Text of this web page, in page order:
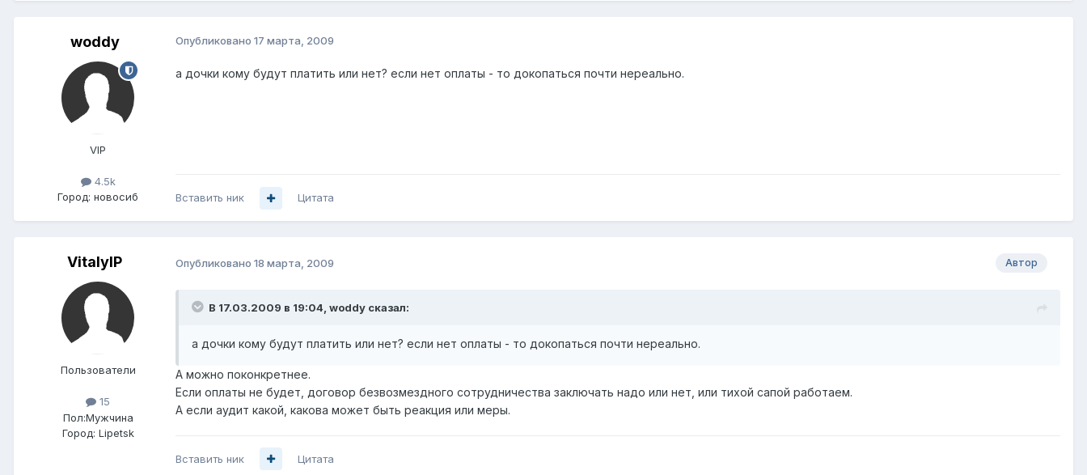
woddy
VIP
4.5k
Город: новосиб
Опубликовано 17 марта, 2009
а дочки кому будут платить или нет? если нет оплаты - то докопаться почти нереально.
Вставить ник Цитата
VitalyIP
Пользователи
15
Пол:Мужчина
Город: Lipetsk
Автор
Опубликовано 18 марта, 2009
В 17.03.2009 в 19:04, woddy сказал:
а дочки кому будут платить или нет? если нет оплаты - то докопаться почти нереально.
А можно поконкретнее.
Если оплаты не будет, договор безвозмездного сотрудничества заключать надо или нет, или тихой сапой работаем.
А если аудит какой, какова может быть реакция или меры.
Вставить ник Цитата